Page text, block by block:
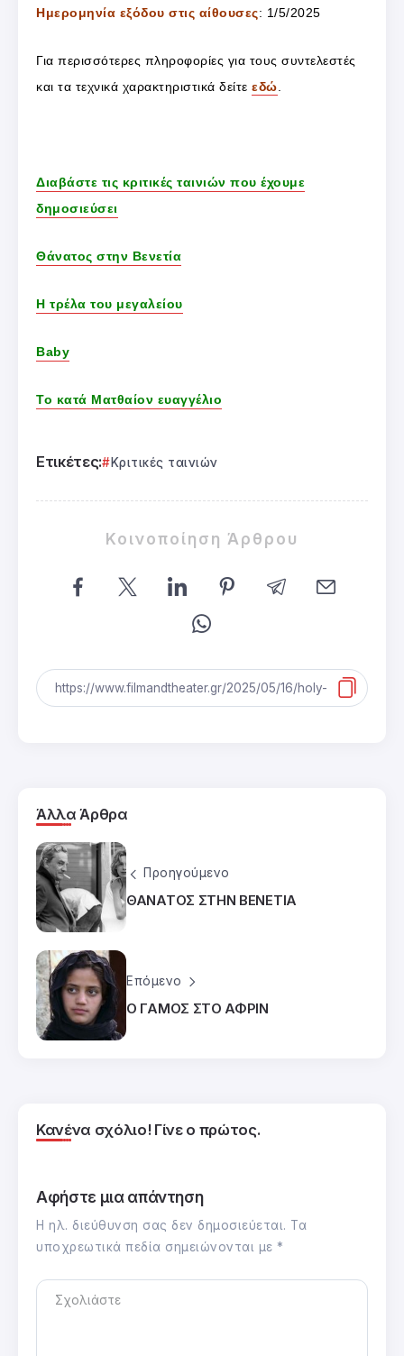
Ημερομηνία εξόδου στις αίθουσες: 1/5/2025
Για περισσότερες πληροφορίες για τους συντελεστές
και τα τεχνικά χαρακτηριστικά δείτε εδώ
Διαβάστε τις κριτικές ταινιών που έχουμε
δημοσιεύσει
Θάνατος στην Βενετία
Η τρέλα του μεγαλείου
Baby
Το κατά Ματθαίον ευαγγέλιο
Ετικέτες: Κριτικές ταινιών
Κοινοποίηση Άρθρου
Άλλα Άρθρα
Προηγούμενο
ΘΑΝΑΤΟΣ ΣΤΗΝ ΒΕΝΕΤΙΑ
Επόμενο
Ο ΓΑΜΟΣ ΣΤΟ ΑΦΡΙΝ
Κανένα σχόλιο! Γίνε ο πρώτος.
Αφήστε μια απάντηση
Η ηλ. διεύθυνση σας δεν δημοσιεύεται. Τα
υποχρεωτικά πεδία σημειώνονται με *